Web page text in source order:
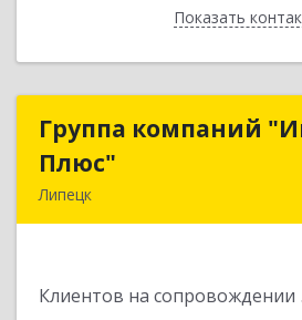
ПоказатьНазад
Группа компаний
Плюс"
Липецк
Клиентов на сопровождении
Группа компаний